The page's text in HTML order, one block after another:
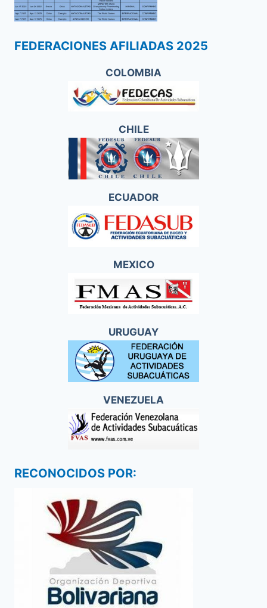
FEDERACIONES AFILIADAS 2025
COLOMBIA
CHILE
ECUADOR
MEXICO
URUGUAY
VENEZUELA
RECONOCIDOS POR: